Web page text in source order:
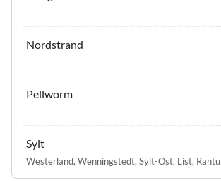
Nordstrand
Pellworm
Sylt
Westerland, Wenningstedt, Sylt-Ost, List,